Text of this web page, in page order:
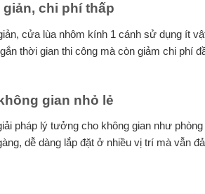
chi phí thấp
cửa lùa nhôm kính 1 cánh sử dụng ít
thời gian thi công mà còn giảm chi phí
gian nhỏ lẻ
pháp lý tưởng cho không gian như
dễ dàng lắp đặt ở nhiều vị trí mà vẫn